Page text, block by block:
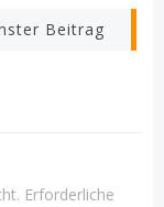
Beitrag
Erforderliche